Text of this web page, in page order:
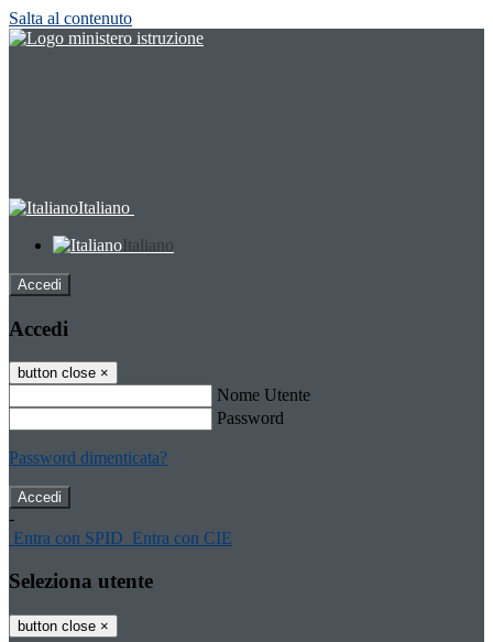
Salta al contenuto
Italiano
Italiano
Accedi
Accedi
button close ×
Nome Utente
Password
Password dimenticata?
-
Entra con SPID Entra con CIE
Seleziona utente
button close ×